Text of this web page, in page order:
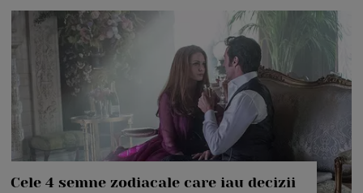
Cele 4 semne zodiacale care iau decizii